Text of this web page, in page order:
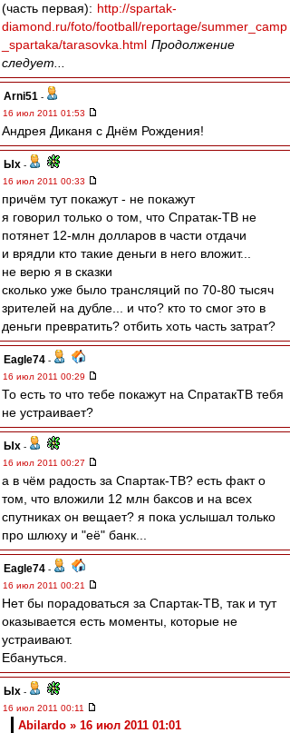
(часть первая): http://spartak-
diamond.ru/foto/football/reportage/summer_camp
_spartaka/tarasovka.html Продолжение
следует...
Arni51 -
16 июл 2011 01:53
Андрея Диканя с Днём Рождения!
Ых -
16 июл 2011 00:33
причём тут покажут - не покажут
я говорил только о том, что Спратак-ТВ не
потянет 12-млн долларов в части отдачи
и врядли кто такие деньги в него вложит...
не верю я в сказки
сколько уже было трансляций по 70-80 тысяч
зрителей на дубле... и что? кто то смог это в
деньги превратить? отбить хоть часть затрат?
Eagle74 -
16 июл 2011 00:29
То есть то что тебе покажут на СпратакТВ тебя
не устраивает?
Ых -
16 июл 2011 00:27
а в чём радость за Спартак-ТВ? есть факт о
том, что вложили 12 млн баксов и на всех
спутниках он вещает? я пока услышал только
про шлюху и "её" банк...
Eagle74 -
16 июл 2011 00:21
Нет бы порадоваться за Спартак-ТВ, так и тут
оказывается есть моменты, которые не
устраивают.
Ебануться.
Ых -
16 июл 2011 00:11
Abilardo » 16 июл 2011 01:01